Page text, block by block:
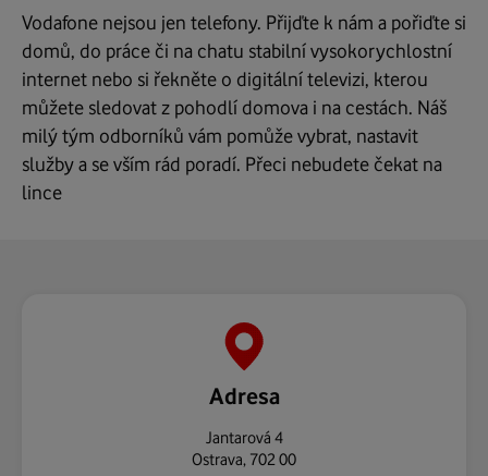
Vodafone nejsou jen telefony. Přijďte k nám a pořiďte si
domů, do práce či na chatu stabilní vysokorychlostní
internet nebo si řekněte o digitální televizi, kterou
můžete sledovat z pohodlí domova i na cestách. Náš
milý tým odborníků vám pomůže vybrat, nastavit
služby a se vším rád poradí. Přeci nebudete čekat na
lince
Adresa
Jantarová 4
Ostrava, 702 00